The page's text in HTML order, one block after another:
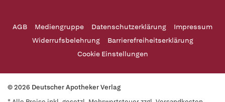
AGB Mediengruppe Datenschutzerklärung
Impressum
Widerrufsbelehrung
Barrierefreiheitserklärung
Cookie Einstellungen
© 2026 Deutscher Apotheker Verlag